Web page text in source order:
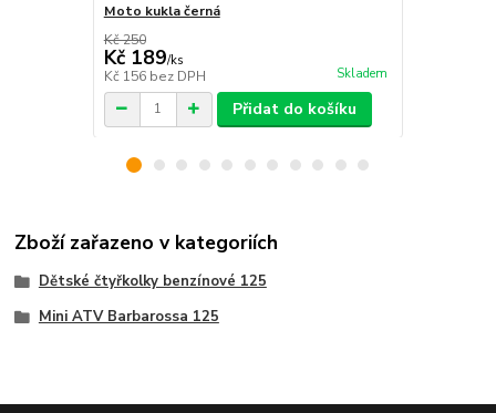
Moto kukla černá
Kč 250
Kč 189/ks
Kč 156 bez DPH Skladem
Přidat do košíku
Zboží zařazeno v kategoriích
Dětské čtyřkolky benzínové 125
Mini ATV Barbarossa 125